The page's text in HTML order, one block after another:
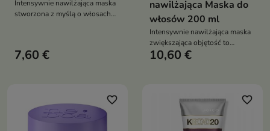
Intensywnie nawilżająca maska
stworzona z myślą o włosach
7,60 €
nawilżająca Maska do
włosów 200 ml
Intensywnie nawilżająca maska
zwiększająca objętość to
pielęgnacja stworzona z myślą o
10,60 €
favorite_border favorite_border